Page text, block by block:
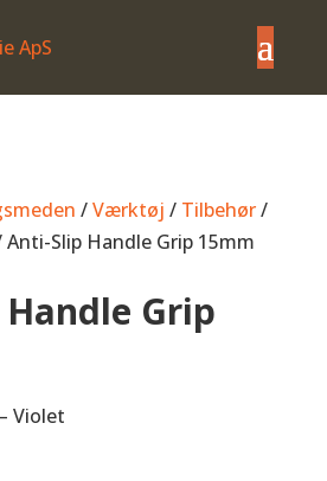
/Værktøj / Tilbehør/
Anti-Slip Handle Grip 15mm
Grip
Violet